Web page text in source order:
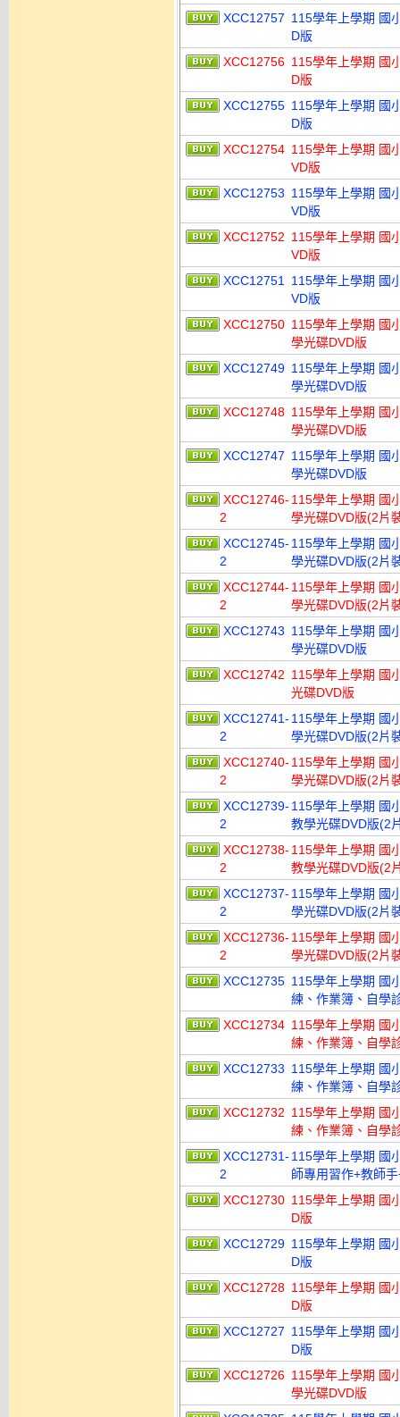
XCC12757 115學年上學期 國
D版
XCC12756 115學年上學期 國
D版
XCC12755 115學年上學期 國
D版
XCC12754 115學年上學期 國
VD版
XCC12753 115學年上學期 國
VD版
XCC12752 115學年上學期 國
VD版
XCC12751
115學年上學期 國
VD版
XCC12750 115學年上學期 國
學光碟DVD版
XCC12749 115學年上學期 國
學光碟DVD版
XCC12748 115學年上學期 國
學光碟DVD版
XCC12747 115學年上學期 國
學光碟DVD版
XCC12746-
2
115學年上學期 國
學光碟DVD版(2片
XCC12745-
2
115學年上學期 國
學光碟DVD版(2片
XCC12744-
2
115學年上學期 國
學光碟DVD版(2片
XCC12743 115學年上學期 國
學光碟DVD版
XCC12742 115學年上學期 國
光碟DVD版
XCC12741-
2
115學年上學期 國
學光碟DVD版(2片
XCC12740-
2
115學年上學期 國
學光碟DVD版(2片
XCC12739-
2
115學年上學期 國
教學光碟DVD版(2
XCC12738-
2
115學年上學期 國
教學光碟DVD版(2
XCC12737-
2
115學年上學期 國
學光碟DVD版(2片
XCC12736-
2
115學年上學期 國
學光碟DVD版(2片
XCC12735 115學年上學期 國
練、作業簿、自學
XCC12734 115學年上學期 國
練、作業簿、自學
XCC12733 115學年上學期 國
練、作業簿、自學
XCC12732 115學年上學期 國
練、作業簿、自學
XCC12731-
2
115學年上學期 國
師專用習作+教師
XCC12730 115學年上學期 國
D版
XCC12729 115學年上學期 國
D版
XCC12728 115學年上學期 國
D版
XCC12727 115學年上學期 國
D版
XCC12726 115學年上學期 國
學光碟DVD版